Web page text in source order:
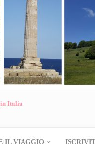
Italia
IL VIAGGIO